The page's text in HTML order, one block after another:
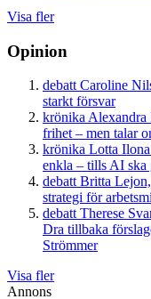
Visa fler
Opinion
debatt Caroline
starkt försvar
krönika Alexandra
frihet – men talar
krönika Lotta
enkla – tills AI ska
debatt Britta
strategi för
debatt Therese
Dra tillbaka
Strömmer
Visa fler
Annons